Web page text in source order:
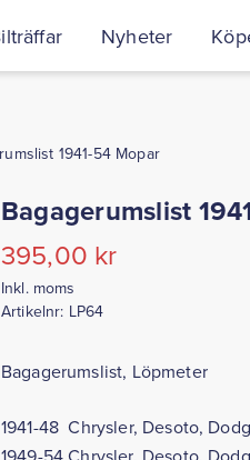
Nyheter
1941-54 Mopar
Bagagerumslist
395,00 kr
Inkl. moms
Artikelnr: LP64
Bagagerumslist, Löpmeter
1941-48 Chrysler, Desoto,